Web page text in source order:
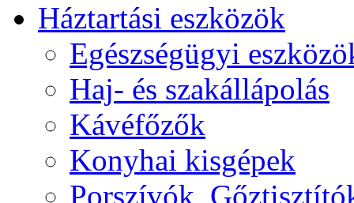
Háztartási eszközök
Egészségügyi
Haj- és szakállápolás
Kávéfőzők
Konyhai kisgépek
Porszívók,